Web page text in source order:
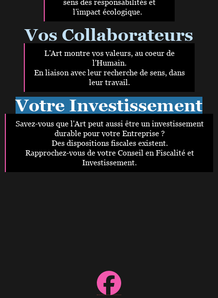
sens des responsabilités et
l'impact écologique.
Vos Collaborateurs
Collaborateurs
L'Art montre vos valeurs, au coeur de
l'Humain.
En liaison avec leur recherche de sens, dans
leur travail.
Votre Investissement
Durable
Savez-vous que l'Art peut aussi être un investissement
durable pour votre Entreprise ?
Des dispositions fiscales existent.
Rapprochez-vous de votre Conseil en Fiscalité et
Investissement.